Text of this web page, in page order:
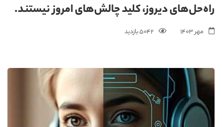
راه‌حل‌های دیروز، کلید چالش‌های امروز نیستند.
مهر 1403 5042 بازدید